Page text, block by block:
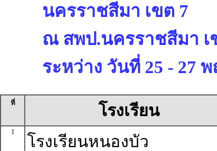
นครราชสีมา เขต 7
ณ สพป.นครราชสีมา เ
ระหว่าง วันที่ 25 - 27
ที่ โรงเรียน
1
โรงเรียนหนองบัว